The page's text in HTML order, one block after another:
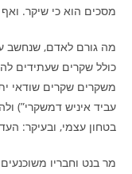
מסכים הוא כי שיקר.
מה גורם לאדם, שנחשב
כולל שקרים שעתידים
משקרים שקרים שודאי
עביד איניש דמשקרי”)
בטחון עצמי, ובעיקר:
מר בנט וחבריו